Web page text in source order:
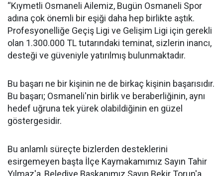
“Kıymetli Osmaneli Ailemiz, Bugün Osmaneli Spor
adına çok önemli bir eşiği daha hep birlikte aştık.
Profesyonelliğe Geçiş Ligi ve Gelişim Ligi için gerekli
olan 1.300.000 TL tutarındaki teminat, sizlerin inancı,
desteği ve güveniyle yatırılmış bulunmaktadır.
Bu başarı ne bir kişinin ne de birkaç kişinin başarısıdır.
Bu başarı; Osmaneli'nin birlik ve beraberliğinin, aynı
hedef uğruna tek yürek olabildiğinin en güzel
göstergesidir.
Bu anlamlı süreçte bizlerden desteklerini
esirgemeyen başta İlçe Kaymakamımız Sayın Tahir
Yılmaz'a, Belediye Başkanımız Sayın Bekir Torun'a,